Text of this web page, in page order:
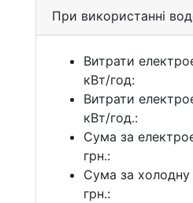
При використанні
Витрати
кВт/год:
Витрати
кВт/год.:
Сума за
грн.:
Сума за холодну
грн.: